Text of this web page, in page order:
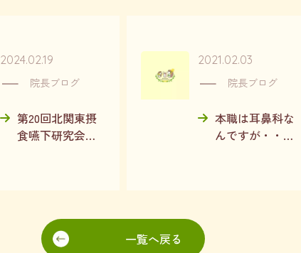
2024.02.19
院長ブログ
第20回北関東摂
食嚥下研究会に
2021.02.03
院長ブログ
本職は耳鼻科な
んですが・・・
一覧へ戻る